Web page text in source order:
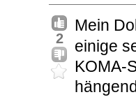
2
Mein
einige
KOMA-